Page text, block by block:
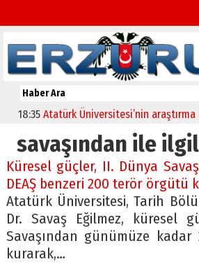
18:35 Atatürk Üniversitesi’nin araştırma
savaşından ile
Küresel güçler, II. Dünya
DEAŞ benzeri 200 terör örgütü
Atatürk Üniversitesi, Tarih
Dr. Savaş Eğilmez, küresel
Savaşından günümüze
kurarak,…